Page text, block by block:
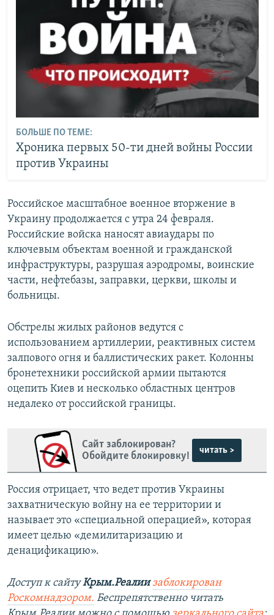
БОЛЬШЕ ПО ТЕМЕ:
Хроника первых 50-ти дней войны России
против Украины
Российское масштабное военное вторжение в
Украину продолжается с утра 24 февраля.
Российские войска наносят авиаудары по
ключевым объектам военной и гражданской
инфраструктуры, разрушая аэродромы, воинские
части, нефтебазы, заправки, церкви, школы и
больницы.
Обстрелы жилых районов ведутся с
использованием артиллерии, реактивных систем
залпового огня и баллистических ракет. Колонны
бронетехники российской армии пытаются
оцепить Киев и несколько областных центров
недалеко от российской границы.
Сайт заблокирован?
Обойдите блокировку!
читать >
Россия отрицает, что ведет против Украины
захватническую войну на ее территории и
называет это «специальной операцией», которая
имеет целью «демилитаризацию и
денацификацию».
Доступ к сайтуКрым.Реалии заблокирован
Роскомнадзором. Беспрепятственно читать